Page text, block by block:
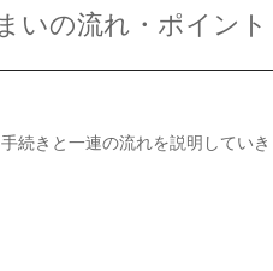
いの流れ・ポイント
続きと一連の流れを説明していき